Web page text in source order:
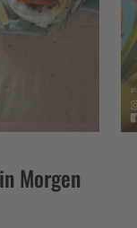
Morgen